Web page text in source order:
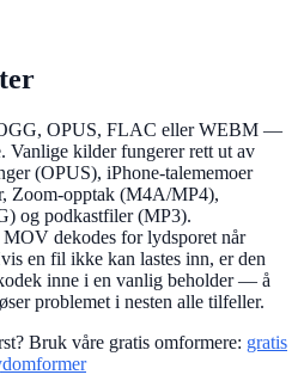
OPUS, FLAC eller WEBM —
Vanlige kilder fungerer rett ut av
(OPUS), iPhone-talememoer
Zoom-opptak (M4A/MP4),
og podkastfiler (MP3).
dekodes for lydsporet når
en fil ikke kan lastes inn, er den
inne i en vanlig beholder — å
problemet i nesten alle tilfeller.
Bruk våre gratis omformere: gratis